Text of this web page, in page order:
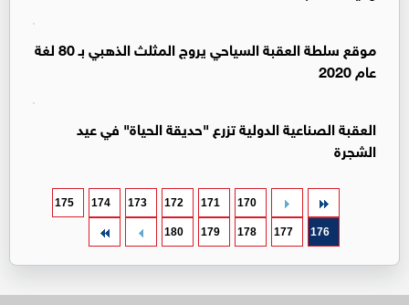
موقع سلطة العقبة السياحي يروج المثلث الذهبي بـ 80 لغة
عام 2020
العقبة الصناعية الدولية تزرع "حديقة الحياة" في عيد
الشجرة
170
171
172
173
174
175
176
177
178
179
180